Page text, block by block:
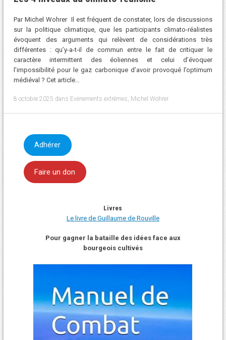
Par Michel Wohrer Il est fréquent de constater, lors de discussions
sur la politique climatique, que les participants climato-réalistes
évoquent des arguments qui relèvent de considérations très
différentes : qu’y-a-t-il de commun entre le fait de critiquer le
caractère intermittent des éoliennes et celui d’évoquer
l’impossibilité pour le gaz carbonique d’avoir provoqué l’optimum
médiéval ? Cet article…
8 octobre 2025 dans Evènements extrêmes Michel Wohrer.
Adhérer
Faire un don
Livres
Le livre de Guillaume de Rouville
Pour gagner la bataille des idées face aux
bourgeois cultivés